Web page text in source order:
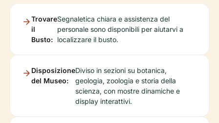
Trovare
il
Busto:
Segnaletica chiara e assistenza del
personale sono disponibili per aiutarvi a
localizzare il busto.
Disposizione
del Museo:
Diviso in sezioni su botanica,
geologia, zoologia e storia della
scienza, con mostre dinamiche e
display interattivi.